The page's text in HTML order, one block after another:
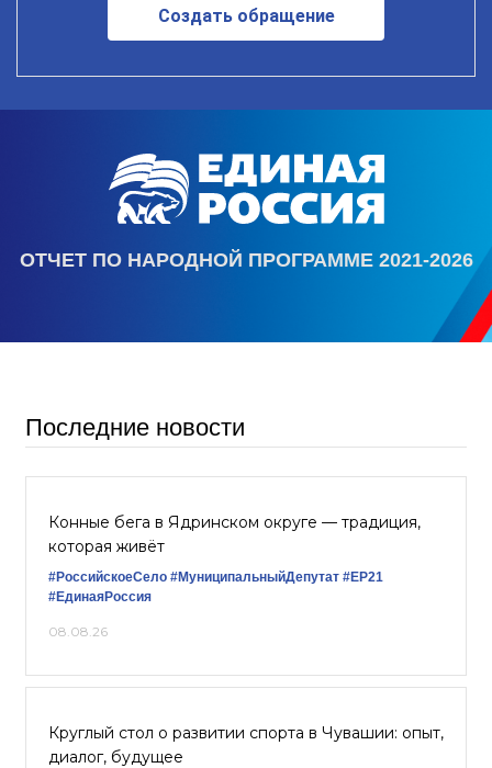
Создать обращение
ОТЧЕТ ПО НАРОДНОЙ ПРОГРАММЕ 2021-2026
Последние новости
Конные бега в Ядринском округе — традиция,
которая живёт
#РоссийскоеСело #МуниципальныйДепутат #ЕР21
#ЕдинаяРоссия
08.08.26
Круглый стол о развитии спорта в Чувашии: опыт,
диалог, будущее